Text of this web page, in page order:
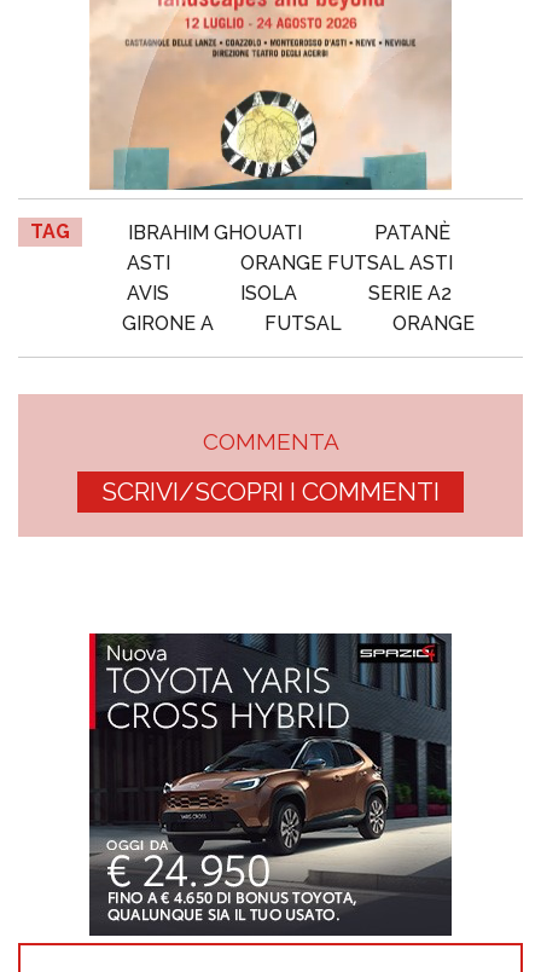
TAG IBRAHIM GHOUATI
PATANÈ
ASTI
ORANGE FUTSAL ASTI
AVIS
ISOLA
SERIE A2
GIRONE A
FUTSAL ORANGE
COMMENTA
SCRIVI/SCOPRI I COMMENTI